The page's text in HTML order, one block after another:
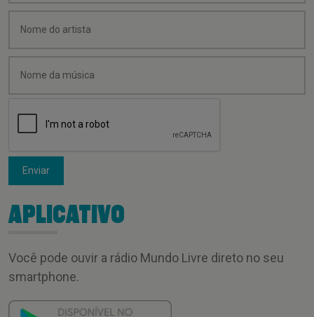
Enviar
APLICATIVO
Você pode ouvir a rádio Mundo Livre direto no seu
smartphone.